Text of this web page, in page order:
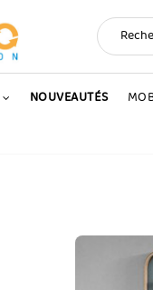
NOUVEAUTÉS